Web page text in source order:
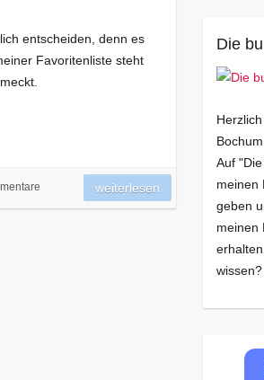
entscheiden, denn es
Favoritenliste steht
weiterlesen
Die
Auf
meinen
geben
meinen